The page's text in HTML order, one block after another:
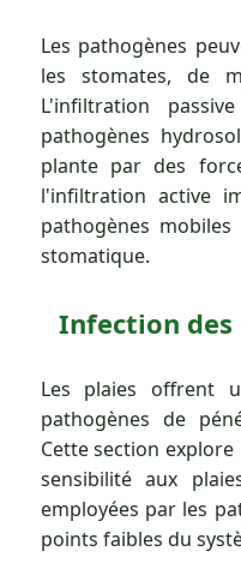
Les pathogènes
les stomates, de
L'infiltration
pathogènes
plante par des
l'infiltration active
pathogènes
stomatique.
Infection des
Les plaies offrent
pathogènes de
Cette section
sensibilité aux
employées par les
points faibles du